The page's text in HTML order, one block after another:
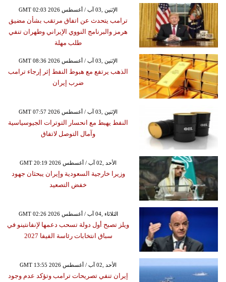
GMT 02:03 2026 الإثنين ,03 آب / أغسطس
ترامب يتحدث عن اتفاق مرتقب بشأن مضيق
هرمز والبرنامج النووي الإيراني وطهران تنفي
طلب مهلة
GMT 08:36 2026 الإثنين ,03 آب / أغسطس
الذهب يرتفع مع هبوط النفط إثر إرجاء ترامب
ضرب إيران
GMT 07:57 2026 الإثنين ,03 آب / أغسطس
النفط يهبط مع انحسار التوترات الجيوسياسية
وآمال التوصل لاتفاق
GMT 20:19 2026 الأحد ,02 آب / أغسطس
وزيرا خارجية السعودية وإيران يبحثان جهود
خفض التصعيد
GMT 02:26 2026 الثلاثاء ,04 آب / أغسطس
ويلز تصبح أول دولة تسحب دعمها لإنفانتينو في
سباق انتخابات رئاسة الفيفا 2027
GMT 13:55 2026 الأحد ,02 آب / أغسطس
إيران تنفي تصريحات ترامب وتؤكد عدم وجود